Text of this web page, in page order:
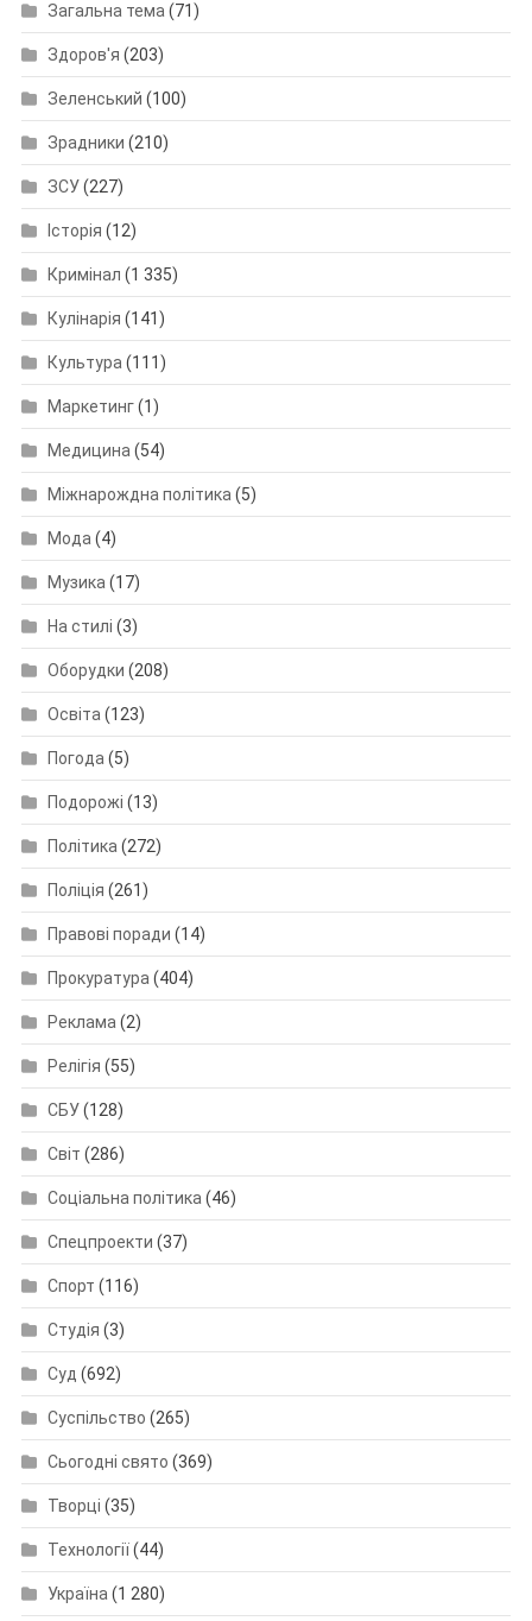
Загальна тема(71)
Здоров'я (203)
Зеленський (100)
Зрадники (210)
ЗСУ(227)
Історія (12)
Кримінал (1 335)
Кулінарія (141)
Культура(111)
Маркетинг(1)
Медицина(54)
Міжнарождна політика(5)
Мода(4)
Музика(17)
На стилі (3)
Оборудки (208)
Освіта(123)
Погода(5)
Подорожі (13)
Політика(272)
Поліція (261)
Правові поради (14)
Прокуратура(404)
Реклама(2)
Релігія (55)
СБУ(128)
Світ (286)
Соціальна політика(46)
Спецпроекти (37)
Спорт (116)
Студія (3)
Суд (692)
Суспільство (265)
Сьогодні свято (369)
Творці (35)
Технології(44)
Україна(1 280)